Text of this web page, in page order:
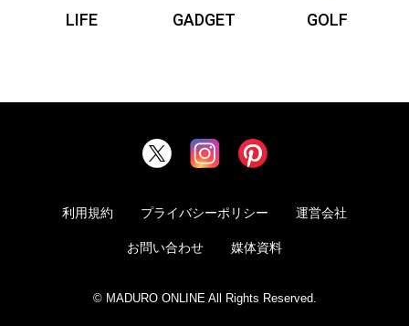
LIFE GADGET GOLF
利用規約 プライバシーポリシー 運営会社
お問い合わせ 媒体資料
© MADURO ONLINE All Rights Reserved.